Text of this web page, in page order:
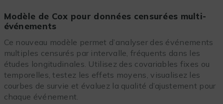
Modèle de Cox pour données censurées multi-
événements
Ce nouveau modèle permet d’analyser des événements
multiples censurés par intervalle, fréquents dans les
études longitudinales. Utilisez des covariables fixes ou
temporelles, testez les effets moyens, visualisez les
courbes de survie et évaluez la qualité d’ajustement pour
chaque événement.